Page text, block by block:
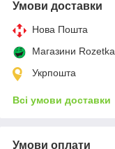
Умови доставки
Нова Пошта
Магазини Rozetka
Укрпошта
Всі умови доставки
Умови оплати